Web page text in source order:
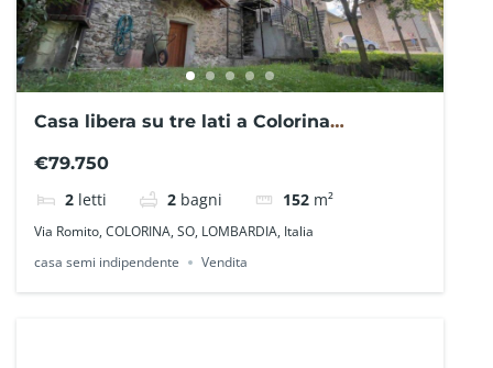
Casa libera su tre lati a Colorina
€79.750
2 letti 2 bagni 152 m²
Via Romito, COLORINA, SO, LOMBARDIA, Italia
casa semi indipendente
Vendita